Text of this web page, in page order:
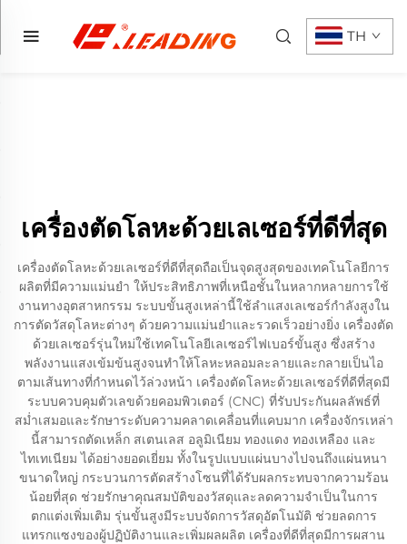
TH
เครื่องตัดโลหะด้วยเลเซอร์ที่ดีที่สุด
เครื่องตัดโลหะด้วยเลเซอร์ที่ดีที่สุดถือเป็นจุดสูงสุดของเทคโนโลยีการ
ผลิตที่มีความแม่นยำ ให้ประสิทธิภาพที่เหนือชั้นในหลากหลายการใช้
งานทางอุตสาหกรรม ระบบขั้นสูงเหล่านี้ใช้ลำแสงเลเซอร์กำลังสูงใน
การตัดวัสดุโลหะต่างๆ ด้วยความแม่นยำและรวดเร็วอย่างยิ่ง เครื่องตัด
ด้วยเลเซอร์รุ่นใหม่ใช้เทคโนโลยีเลเซอร์ไฟเบอร์ขั้นสูง ซึ่งสร้าง
พลังงานแสงเข้มข้นสูงจนทำให้โลหะหลอมละลายและกลายเป็นไอ
ตามเส้นทางที่กำหนดไว้ล่วงหน้า เครื่องตัดโลหะด้วยเลเซอร์ที่ดีที่สุดมี
ระบบควบคุมตัวเลขด้วยคอมพิวเตอร์ (CNC) ที่รับประกันผลลัพธ์ที่
สม่ำเสมอและรักษาระดับความคลาดเคลื่อนที่แคบมาก เครื่องจักรเหล่า
นี้สามารถตัดเหล็ก สเตนเลส อลูมิเนียม ทองแดง ทองเหลือง และ
ไทเทเนียม ได้อย่างยอดเยี่ยม ทั้งในรูปแบบแผ่นบางไปจนถึงแผ่นหนา
ขนาดใหญ่ กระบวนการตัดสร้างโซนที่ได้รับผลกระทบจากความร้อน
น้อยที่สุด ช่วยรักษาคุณสมบัติของวัสดุและลดความจำเป็นในการ
ตกแต่งเพิ่มเติม รุ่นขั้นสูงมีระบบจัดการวัสดุอัตโนมัติ ช่วยลดการ
แทรกแซงของผู้ปฏิบัติงานและเพิ่มผลผลิต เครื่องที่ดีที่สุดมีการผสาน